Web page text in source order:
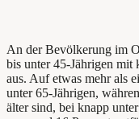
An der Bevölkerung im
bis unter 45-Jährigen mit
aus. Auf etwas mehr als
unter 65-Jährigen,
älter sind, bei knapp